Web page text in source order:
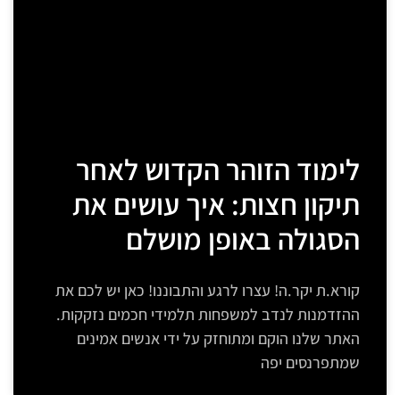
לימוד הזוהר הקדוש לאחר
תיקון חצות: איך עושים את
הסגולה באופן מושלם
קורא.ת יקר.ה! עצרו לרגע והתבוננו! כאן יש לכם את
ההזדמנות לנדב למשפחות תלמידי חכמים נזקקות.
האתר שלנו הוקם ומתוחזק על ידי אנשים אמינים
שמתפרנסים יפה